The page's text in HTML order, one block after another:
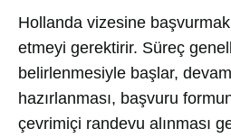
Hollanda vizesine
etmeyi gerektirir. Süreç
belirlenmesiyle başlar,
hazırlanması, başvuru
çevrimiçi randevu alınması